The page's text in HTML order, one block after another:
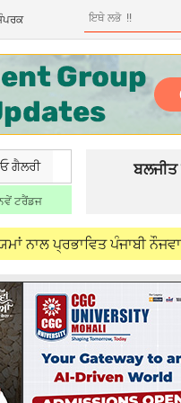
ਗੈਲਰੀ
ਟਰੈਂਡਜ
ਬਲਜੀਤ
ਪੰਜਾਬੀ ਨੌਜਵਾਨਾਂ ਦੇ